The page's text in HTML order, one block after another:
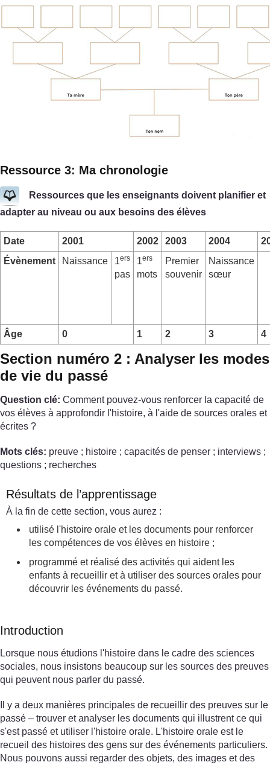
Ressource 3: Ma chronologie
Ressources que les enseignants doivent planifier et
adapter au niveau ou aux besoins des élèves
Date 2001 2002 2003 2004
Évènement
Naissance 1ers
pas
1ers
mots
Premier
souvenir
Naissance
sœur
Âge 0 1 2 3 4
Section numéro 2 : Analyser les modes
de vie du passé
Question clé: Comment pouvez-vous renforcer la capacité de
vos élèves à approfondir l'histoire, à l'aide de sources orales et
écrites ?
Mots clés: preuve ; histoire ; capacités de penser ; interviews ;
questions ; recherches
Résultats de l’apprentissage
À la fin de cette section, vous aurez :
utilisé l'histoire orale et les documents pour renforcer
les compétences de vos élèves en histoire ;
programmé et réalisé des activités qui aident les
enfants à recueillir et à utiliser des sources orales pour
découvrir les événements du passé.
Introduction
Lorsque nous étudions l'histoire dans le cadre des sciences
sociales, nous insistons beaucoup sur les sources des preuves
qui peuvent nous parler du passé.
Il y a deux manières principales de recueillir des preuves sur le
passé – trouver et analyser les documents qui illustrent ce qui
s'est passé et utiliser l'histoire orale. L'histoire orale est le
recueil des histoires des gens sur des événements particuliers.
Nous pouvons aussi regarder des objets, des images et des